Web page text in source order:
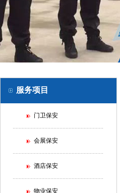
服务项目
门卫保安
会展保安
酒店保安
物业保安